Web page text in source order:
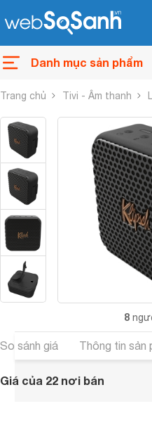
Danh mục sản phẩm
Trang chủ Tivi - Âm thanh
8
So sánh giá Thông tin sản
Giá của 22 nơi bán